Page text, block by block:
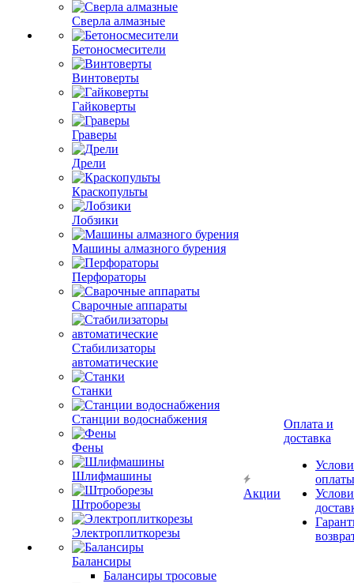
Сверла алмазные
Бетоносмесители
Винтоверты
Гайковерты
Граверы
Дрели
Краскопульты
Лобзики
Машины алмазного бурения
Перфораторы
Сварочные аппараты
Стабилизаторы
автоматические
Станки
Станции водоснабжения
Фены
Шлифмашины
Штроборезы
Электроплиткорезы
Балансиры
Балансиры тросовые
Акции
Оплата и
доставка
оплаты